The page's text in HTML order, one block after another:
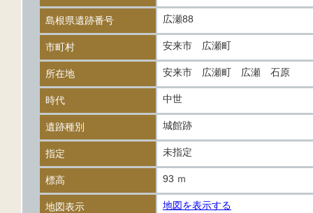
島根県遺跡番号 広瀬88
市町村 安来市 広瀬町
所在地 安来市 広瀬町 広瀬 石原
時代 中世
遺跡種別 城館跡
指定 未指定
標高 93 ｍ
地図表示 地図を表示する